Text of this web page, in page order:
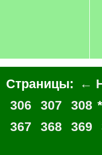
Страницы: ←
306
307 308 *
367
368 369